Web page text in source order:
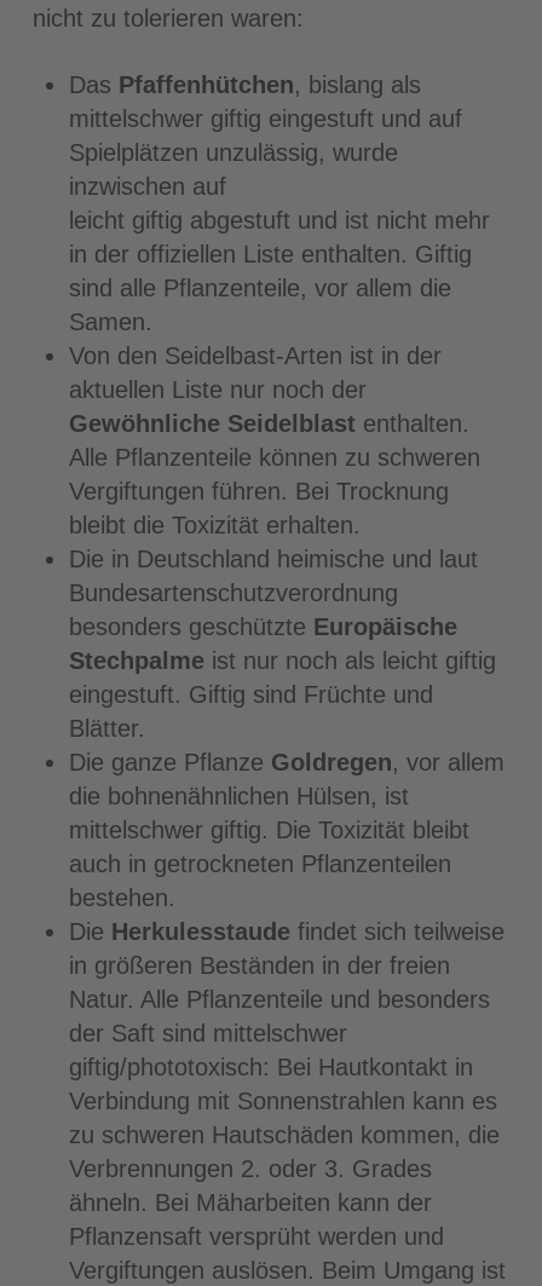
nicht zu tolerieren waren:
Das Pfaffenhütchen, bislang als
mittelschwer giftig eingestuft und auf
Spielplätzen unzulässig, wurde
inzwischen auf
leicht giftig abgestuft und ist nicht mehr
in der offiziellen Liste enthalten. Giftig
sind alle Pflanzenteile, vor allem die
Samen.
Von den Seidelbast-Arten ist in der
aktuellen Liste nur noch der
Gewöhnliche Seidelblastenthalten.
Alle Pflanzenteile können zu schweren
Vergiftungen führen. Bei Trocknung
bleibt die Toxizität erhalten.
Die in Deutschland heimische und laut
Bundesartenschutzverordnung
besonders geschützte Europäische
Stechpalme ist nur noch als leicht giftig
eingestuft. Giftig sind Früchte und
Blätter.
Die ganze Pflanze Goldregen, vor allem
die bohnenähnlichen Hülsen, ist
mittelschwer giftig. Die Toxizität bleibt
auch in getrockneten Pflanzenteilen
bestehen.
Die Herkulesstaude findet sich teilweise
in größeren Beständen in der freien
Natur. Alle Pflanzenteile und besonders
der Saft sind mittelschwer
giftig/phototoxisch: Bei Hautkontakt in
Verbindung mit Sonnenstrahlen kann es
zu schweren Hautschäden kommen, die
Verbrennungen 2. oder 3. Grades
ähneln. Bei Mäharbeiten kann der
Pflanzensaft versprüht werden und
Vergiftungen auslösen. Beim Umgang ist